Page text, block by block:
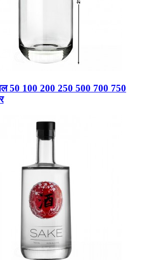
50 100 200 250 500 700 750